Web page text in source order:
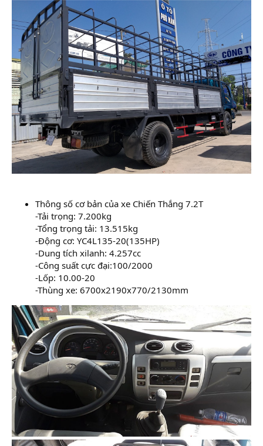
Thông số cơ bản của xe Chiến Thắng 7.2T
-Tải trọng: 7.200kg
-Tổng trọng tải: 13.515kg
-Động cơ: YC4L135-20(135HP)
-Dung tích xilanh: 4.257cc
-Công suất cực đại:100/2000
-Lốp: 10.00-20
-Thùng xe: 6700x2190x770/2130mm